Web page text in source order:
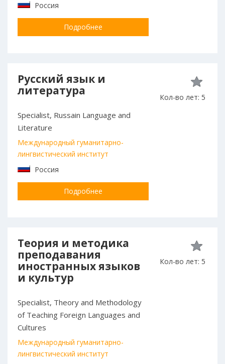
Россия
Подробнее
Русский язык и
литература
Specialist, Russain Language and
Literature
Международный гуманитарно-
лингвистический институт
Россия
Подробнее
Кол-во лет: 5
Теория и методика
преподавания
иностранных языков
и культур
Specialist, Theory and Methodology
of Teaching Foreign Languages and
Cultures
Международный гуманитарно-
лингвистический институт
Кол-во лет: 5